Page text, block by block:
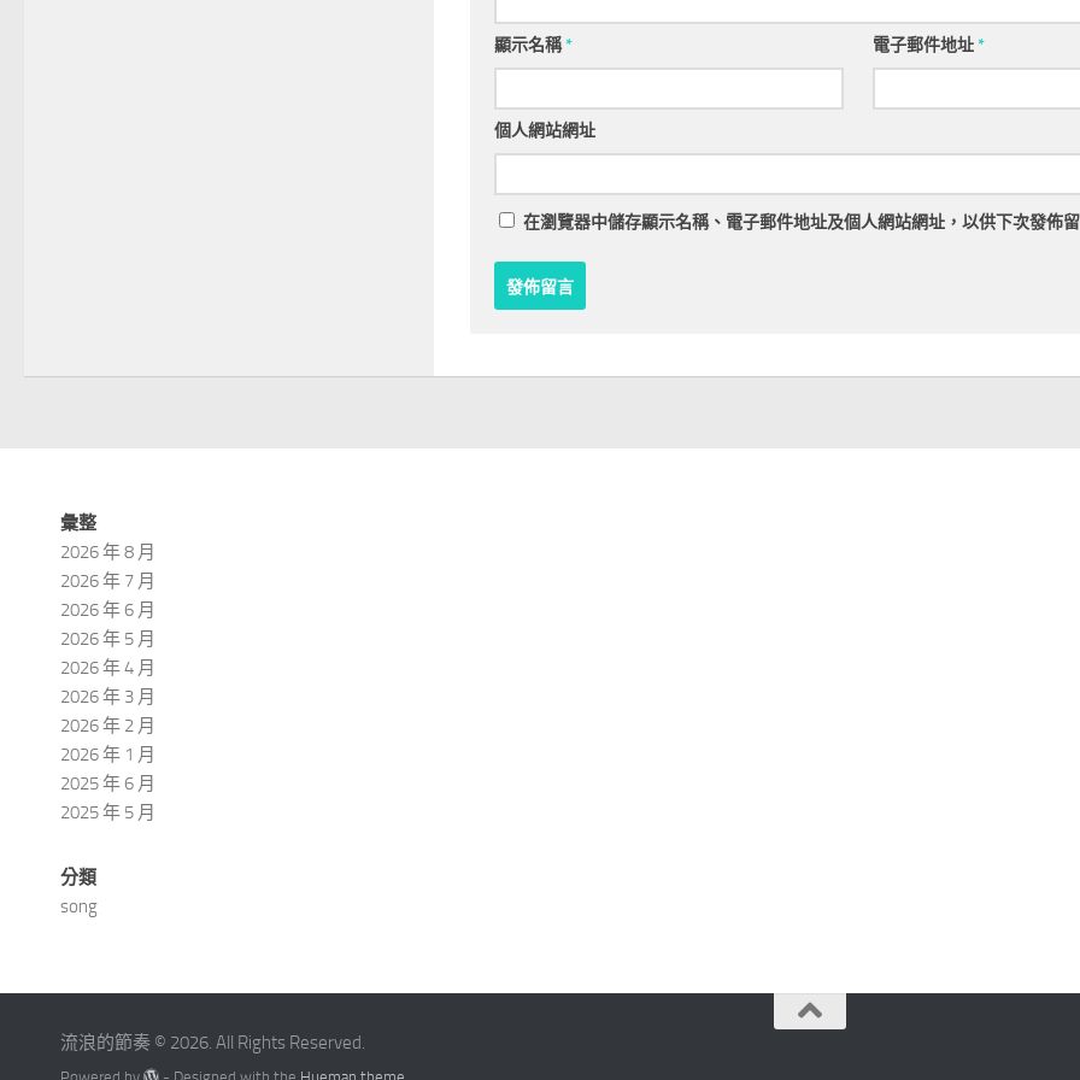
顯示名稱* 電子郵件地址*
個人網站網址
在瀏覽器中儲存顯示名稱、電子郵件地址及個人網站網址，以供下次發佈
彙整
2026 年 8 月
2026 年 7 月
2026 年 6 月
2026 年 5 月
2026 年 4 月
2026 年 3 月
2026 年 2 月
2026 年 1 月
2025 年 6 月
2025 年 5 月
分類
song
流浪的節奏 © 2026. All Rights Reserved.